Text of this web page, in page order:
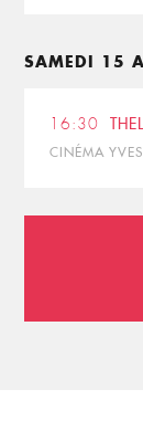
SAMEDI 15
16:30
CINÉMA